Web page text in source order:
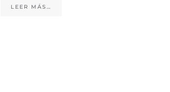
LEER MÁS…